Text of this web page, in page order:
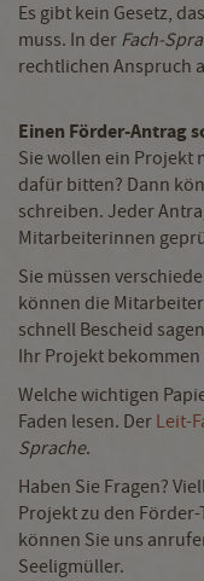
Es gibt kein Gesetz,
muss. In der Fach-
rechtlichen Anspruch
Einen Förder-Antrag
Sie wollen ein Projekt
dafür bitten? Dann
schreiben. Jeder
Mitarbeiterinnen
Sie müssen
können die
schnell Bescheid
Ihr Projekt
Welche wichtigen
Faden lesen. Der Leit-
Sprache.
Haben Sie Fragen?
Projekt zu den Förder-
können Sie uns
Seeligmüller.